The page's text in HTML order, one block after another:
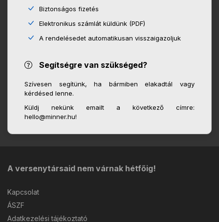
Biztonságos fizetés
Elektronikus számlát küldünk (PDF)
A rendelésedet automatikusan visszaigazoljuk
Segítségre van szükséged?
Szívesen segítünk, ha bármiben elakadtál vagy
kérdésed lenne.
Küldj nekünk emailt a következő címre:
hello@minner.hu!
A versenytársaid nem várnak hétfőig!
Kapcsolat
ÁSZF
Adatkezelési tájékoztató